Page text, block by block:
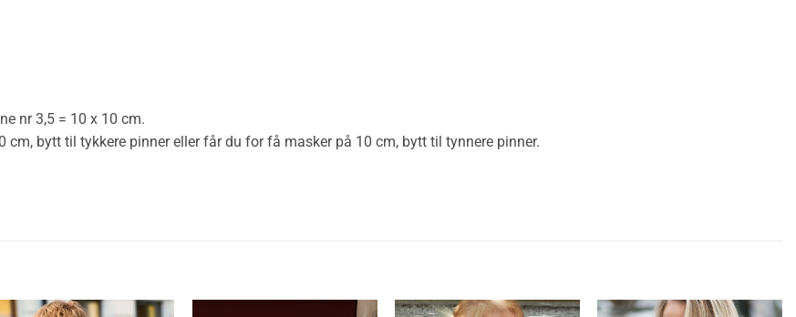
nr 3,5 = 10 x 10 cm.
cm, bytt til tykkere pinner eller får du for få masker på 10 cm, bytt til tynnere pinner.